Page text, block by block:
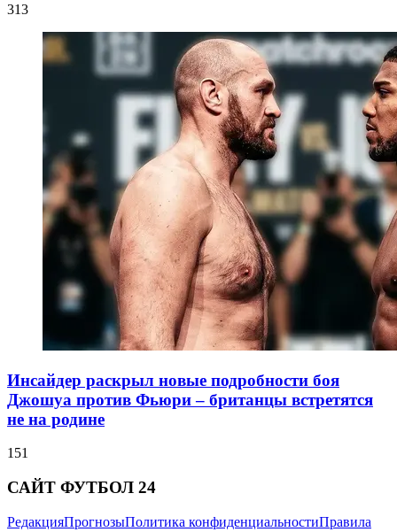
313
Инсайдер раскрыл новые подробности боя
Джошуа против Фьюри – британцы встретятся
не на родине
151
САЙТ ФУТБОЛ 24
РедакцияПрогнозыПолитика конфиденциальностиПравила